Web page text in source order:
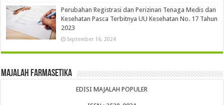
Perubahan Registrasi dan Perizinan Tenaga Medis dan
Kesehatan Pasca Terbitnya UU Kesehatan No. 17 Tahun
2023
September 16, 2024
Majalah Farmasetika
EDISI MAJALAH POPULER